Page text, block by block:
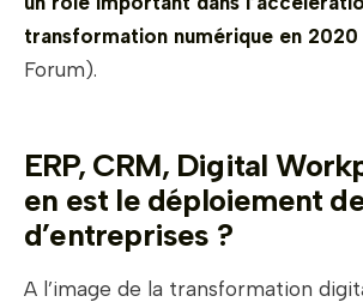
transformation numérique en 2020
Forum).
ERP, CRM, Digital
en est le déploiement
d’entreprises ?
A l’image de la transformation